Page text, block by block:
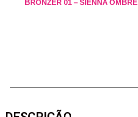
BRONZER 01 – SIENNA OMBRE